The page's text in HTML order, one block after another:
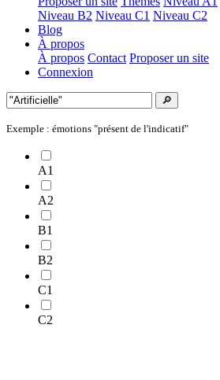
Niveau B2 Niveau C1 Niveau C2
Blog
À propos
À propos Contact Proposer un site
Connexion
🔎
Exemple : émotions "présent de l'indicatif"
A1
A2
B1
B2
C1
C2